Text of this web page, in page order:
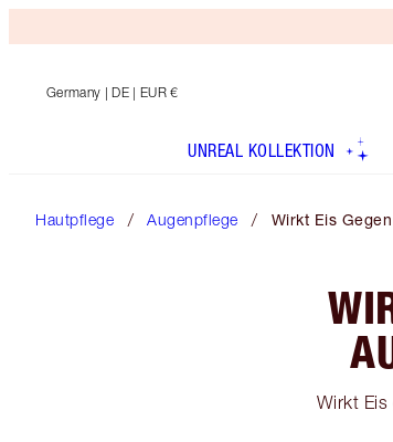
Germany | DE | EUR €
UNREAL KOLLEKTION
Hautpflege Augenpflege Wirkt Eis
Wirkt Eis